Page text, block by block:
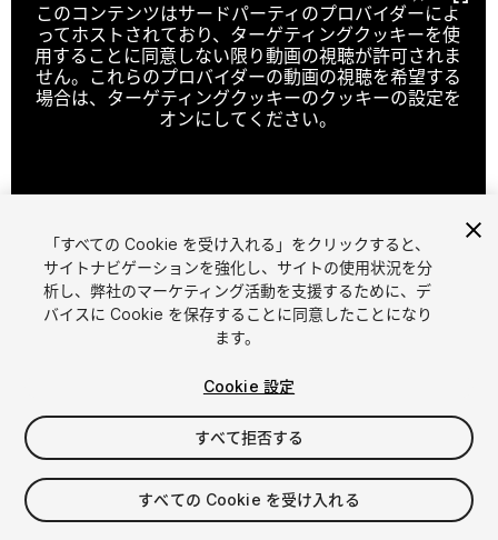
このコンテンツはサードパーティのプロバイダーによ
ってホストされており、ターゲティングクッキーを使
用することに同意しない限り動画の視聴が許可されま
せん。これらのプロバイダーの動画の視聴を希望する
場合は、ターゲティングクッキーのクッキーの設定を
オンにしてください。
1 /3
$4.99
消費税は決済時に計算されます
「すべての Cookie を受け入れる」をクリックすると、
サイトナビゲーションを強化し、サイトの使用状況を分
析し、弊社のマーケティング活動を支援するために、デ
バイスに Cookie を保存することに同意したことになり
ます。
Cookie 設定
すべて拒否する
すべての Cookie を受け入れる